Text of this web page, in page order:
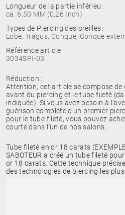
Longueur de la partie inférieu:
ca. 6,50 MM (0,26 Inch)
Types de Piercing des oreilles:
Lobe, Tragus, Conque, Conque
Référence article :
3034SPI-03
Réduction :
Attention, cet article se compose de
avant du piercing et le tube fileté
indiquée). Si vous avez besoin à
guérison complète d’un premier
pour le tube fileté, vous pouvez
courte dans l’un de nos salons.
Tube fileté en or 18 carats
SABOTEUR a créé un tube fileté
or 18 carats. Cette technique
des technologies de piercing les plus